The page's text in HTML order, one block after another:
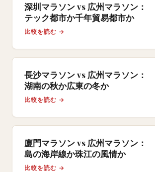
深圳マラソン vs 広州マラソン：
テック都市か千年貿易都市か
比較を読む →
長沙マラソン vs 広州マラソン：
湖南の秋か広東の冬か
比較を読む →
廈門マラソン vs 広州マラソン：
島の海岸線か珠江の風情か
比較を読む →